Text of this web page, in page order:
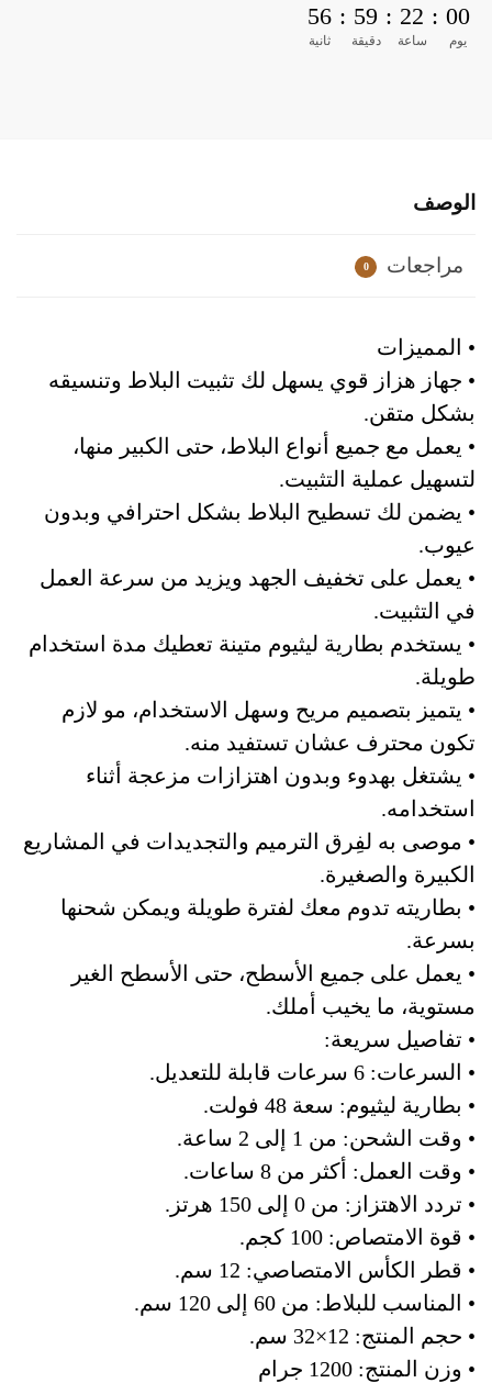
00
يوم
:
22
ساعة
:
59
دقيقة
:
55
ثانية
الوصف
مراجعات 0
• المميزات
• جهاز هزاز قوي يسهل لك تثبيت البلاط وتنسيقه
بشكل متقن.
• يعمل مع جميع أنواع البلاط، حتى الكبير منها،
لتسهيل عملية التثبيت.
• يضمن لك تسطيح البلاط بشكل احترافي وبدون
عيوب.
• يعمل على تخفيف الجهد ويزيد من سرعة العمل
في التثبيت.
• يستخدم بطارية ليثيوم متينة تعطيك مدة استخدام
طويلة.
• يتميز بتصميم مريح وسهل الاستخدام، مو لازم
تكون محترف عشان تستفيد منه.
• يشتغل بهدوء وبدون اهتزازات مزعجة أثناء
استخدامه.
• موصى به لفِرق الترميم والتجديدات في المشاريع
الكبيرة والصغيرة.
• بطاريته تدوم معك لفترة طويلة ويمكن شحنها
بسرعة.
• يعمل على جميع الأسطح، حتى الأسطح الغير
مستوية، ما يخيب أملك.
• تفاصيل سريعة:
• السرعات: 6 سرعات قابلة للتعديل.
• بطارية ليثيوم: سعة 48 فولت.
• وقت الشحن: من 1 إلى 2 ساعة.
• وقت العمل: أكثر من 8 ساعات.
• تردد الاهتزاز: من 0 إلى 150 هرتز.
• قوة الامتصاص: 100 كجم.
• قطر الكأس الامتصاصي: 12 سم.
• المناسب للبلاط: من 60 إلى 120 سم.
• حجم المنتج: 12×32 سم.
• وزن المنتج: 1200 جرام